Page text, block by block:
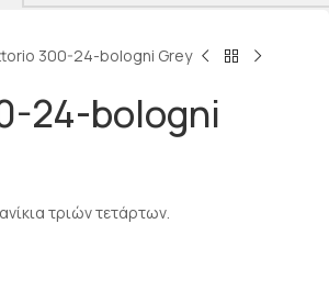
300-24-bologni Grey
24-bologni
τριών τετάρτων.